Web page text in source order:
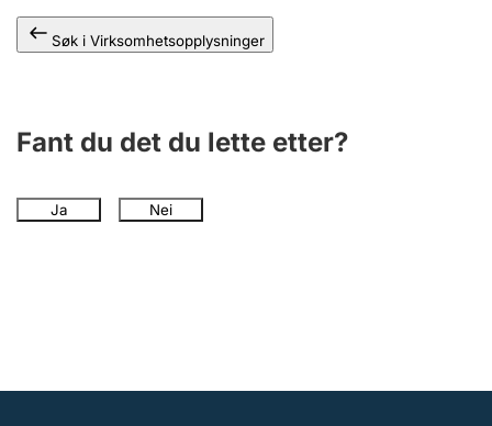
Søk i Virksomhetsopplysninger
Fant du det du lette etter?
Ja Nei